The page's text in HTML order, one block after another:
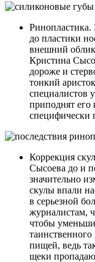
Ринопластика.
до пластики
внешний
Кристина
дороже и
тонкий
специалистов
приподнят его
специфически
Коррекция
Сысоева до и
значительно
скулы впали
в серьезной
журналистам,
чтобы
пищей, ведь
щеки